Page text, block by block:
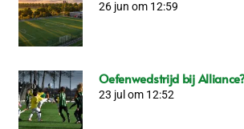
26 jun om 12:59
Oefenwedstrijd bij
23 jul om 12:52